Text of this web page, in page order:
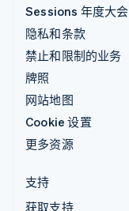
Sessions 年度大会
隐私和条款
禁止和限制的业务
牌照
网站地图
Cookie 设置
更多资源
支持
获取支持